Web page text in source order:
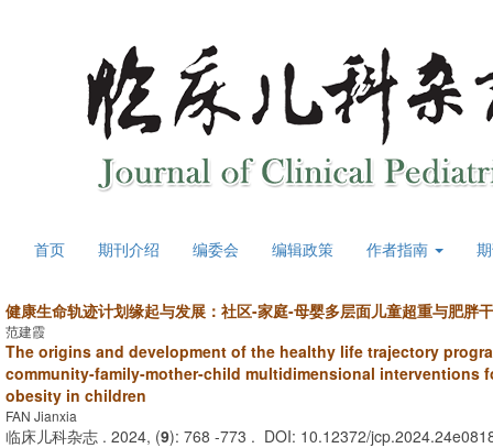
首页 期刊介绍 编委会 编辑政策 作者指南
健康生命轨迹计划缘起与发展：社区-家庭-母婴多层面儿童超重与肥胖
范建霞
The origins and development of the healthy life trajectory
community-family-mother-child multidimensional interventions
obesity in children
FAN Jianxia
临床儿科杂志 . 2024, (9): 768 -773 . DOI: 10.12372/